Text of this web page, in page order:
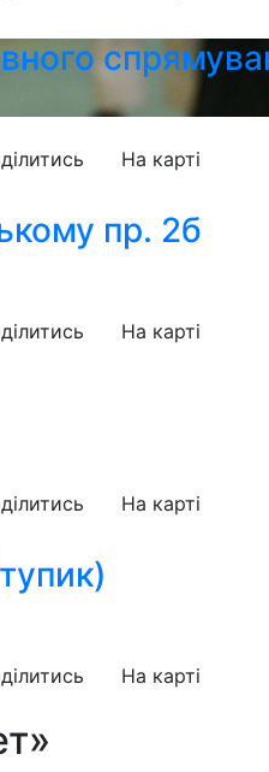
На карті
пр. 2б
На карті
На карті
На карті